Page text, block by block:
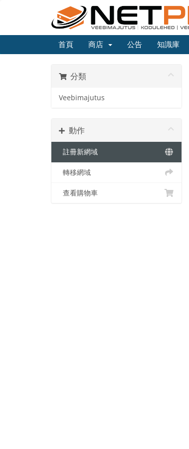
首頁 商店 公告 知識庫
分類
Veebimajutus
動作
註冊新網域
轉移網域
查看購物車